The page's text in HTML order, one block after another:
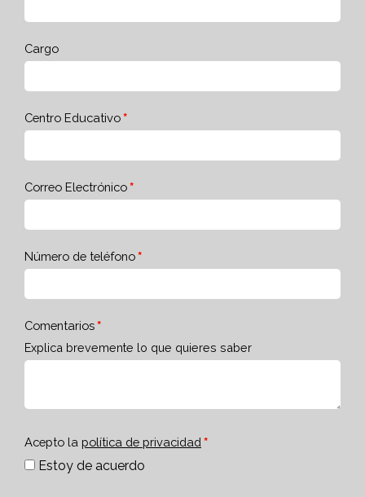
Cargo
Centro Educativo
Correo Electrónico
Número de teléfono
Comentarios
Explica brevemente lo que quieres saber
Acepto la política de privacidad
Estoy de acuerdo